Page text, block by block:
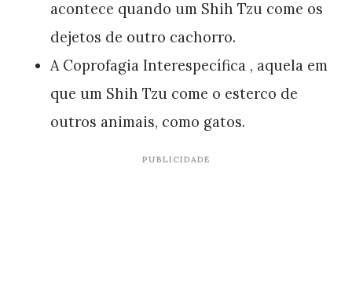
acontece quando um Shih Tzu come os
dejetos de outro cachorro.
A Coprofagia Interespecífica , aquela em
que um Shih Tzu come o esterco de
outros animais, como gatos.
PUBLICIDADE